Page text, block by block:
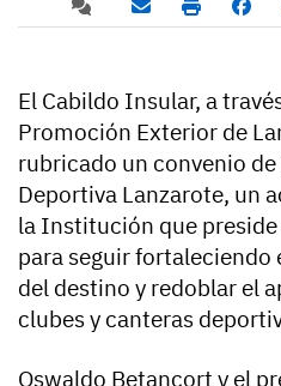
El Cabildo Insular, a
Promoción Exterior de
rubricado un convenio
Deportiva Lanzarote, un
la Institución que
para seguir
del destino y redoblar el
clubes y canteras
Oswaldo Betancort y el